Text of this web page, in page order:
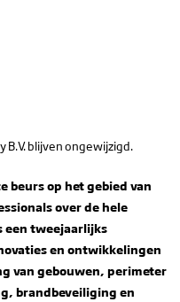
B.V. blijven ongewijzigd.
beurs op het gebied van
over de hele
een tweejaarlijks
en ontwikkelingen
van gebouwen, perimeter
brandbeveiliging en